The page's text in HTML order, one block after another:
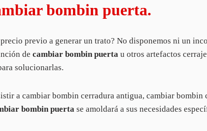
bombin puerta.
previo a generar un trato? No disponemos ni un
de cambiar bombin puerta u otros artefactos
solucionarlas.
a cambiar bombin cerradura antigua, cambiar
bombin puerta se amoldará a sus necesidades